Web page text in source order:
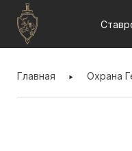
ЗДЕСЬ
Главная Охрана